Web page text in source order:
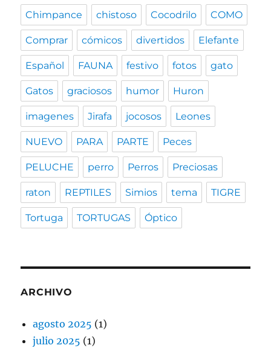
Chimpance chistoso Cocodrilo COMO
Comprar cómicos divertidos Elefante
Español FAUNA festivo fotos gato
Gatos graciosos humor Huron
imagenes Jirafa jocosos Leones
NUEVO PARA PARTE Peces
PELUCHE perro Perros Preciosas
raton REPTILES Simios tema TIGRE
Tortuga TORTUGAS Óptico
ARCHIVO
agosto 2025 (1)
julio 2025 (1)